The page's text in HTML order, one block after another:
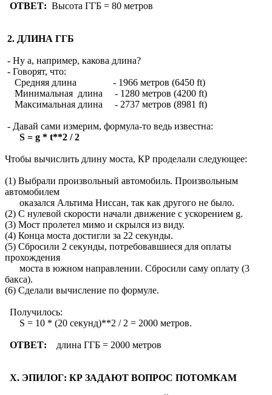
ОТВЕТ: Высота ГГБ = 80 метров
2. ДЛИНА ГГБ
- Ну а, например, какова длина?
- Говорят, что:
Средняя длина - 1966 метров (6450 ft)
Минимальная длина - 1280 метров (4200 ft)
Максимальная длина - 2737 метров (8981 ft)
- Давай сами измерим, формула-то ведь известна:
S = g * t**2 / 2
Чтобы вычислить длину моста, КР проделали следующее:
(1) Выбрали произвольный автомобиль. Произвольным
автомобилем
оказался Альтима Ниссан, так как другого не было.
(2) С нулевой скорости начали движение с ускорением g.
(3) Мост пролетел мимо и скрылся из виду.
(4) Конца моста достигли за 22 секунды.
(5) Сбросили 2 секунды, потребовавшиеся для оплаты
прохождения
моста в южном направлении. Сбросили саму оплату (3
бакса).
(6) Сделали вычисление по формуле.
Получилось:
S = 10 * (20 секунд)**2 / 2 = 2000 метров.
ОТВЕТ: длина ГГБ = 2000 метров
X. ЭПИЛОГ: КР ЗАДАЮТ ВОПРОС ПОТОМКАМ